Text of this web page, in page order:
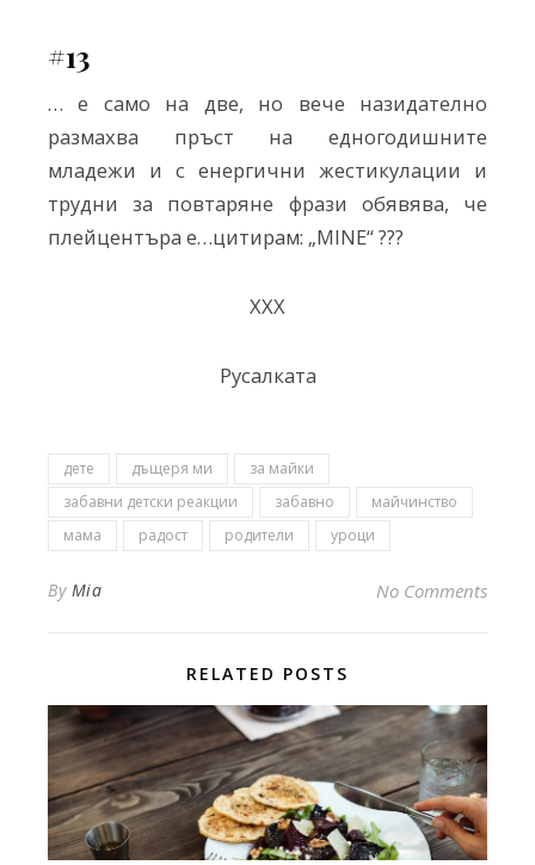
#13
… е само на две, но вече назидателно
размахва пръст на едногодишните
младежи и с енергични жестикулации и
трудни за повтаряне фрази обявява, че
плейцентъра е…цитирам: „MINE“???
ХХХ
Русалката
дете дъщеря ми
за майки
забавни детски реакции
забавно
майчинство
мама
радост родители уроци
By Mia No Comments
RELATED POSTS